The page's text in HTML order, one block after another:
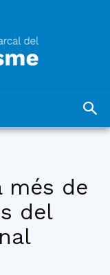
més de
del